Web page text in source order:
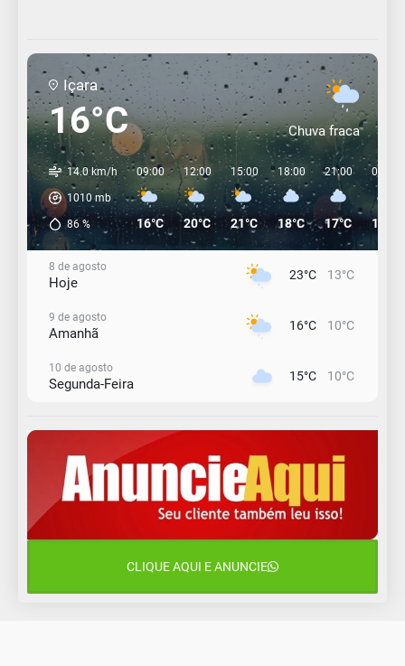
Içara
16°C Chuva fraca
14.0 km/h
1010 mb
86%
09:00
16°C
12:00
20°C
15:00
21°C
18:00
18°C
21:00
17°C
00:00
16°C
8 de agosto
Hoje 23°C 13°C
9 de agosto
Amanhã 16°C 10°C
10 de agosto
Segunda-Feira 15°C 10°C
Terça-Feira 12°C 11°C
12 de agosto
Quarta-Feira
Quinta-Feira
CLIQUE AQUI E ANUNCIE